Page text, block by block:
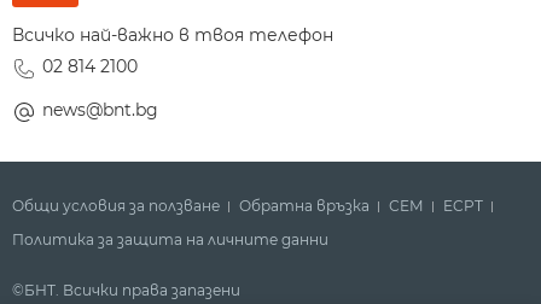
Всичко най-важно в твоя телефон
02 814 2100
news@bnt.bg
Общи условия за ползване Обратна връзка СЕМ
ECPT
Политика за защита на личните данни
©БНТ. Всички права запазени